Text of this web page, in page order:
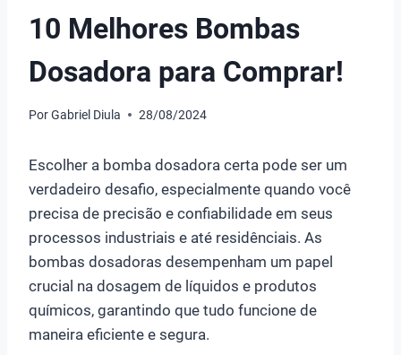
10 Melhores Bombas
Dosadora para Comprar!
PorGabriel Diula 28/08/2024
Escolher a bomba dosadora certa pode ser um
verdadeiro desafio, especialmente quando você
precisa de precisão e confiabilidade em seus
processos industriais e até residênciais. As
bombas dosadoras desempenham um papel
crucial na dosagem de líquidos e produtos
químicos, garantindo que tudo funcione de
maneira eficiente e segura.